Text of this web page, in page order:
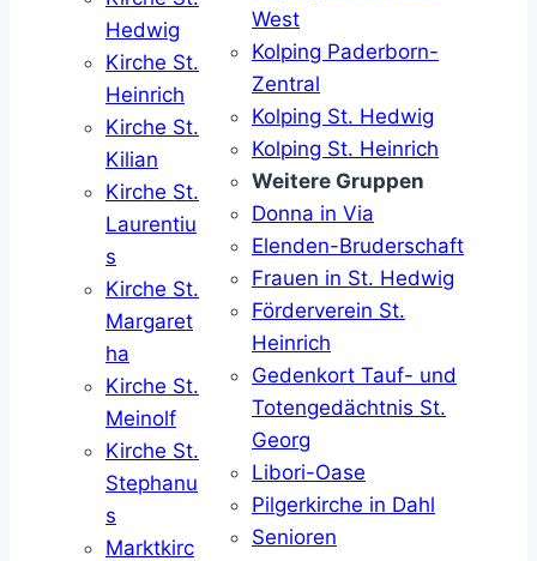
Hedwig
Kirche St.
Heinrich
Kirche St.
Kilian
Kirche St.
Laurentiu
s
Kirche St.
Margaret
ha
Kirche St.
Meinolf
Kirche St.
Stephanu
s
Marktkirc
West
Kolping Paderborn-
Zentral
Kolping St. Hedwig
Kolping St. Heinrich
Weitere Gruppen
Donna in Via
Elenden-Bruderschaft
Frauen in St. Hedwig
Förderverein St.
Heinrich
Gedenkort Tauf- und
Totengedächtnis St.
Georg
Libori-Oase
Pilgerkirche in Dahl
Senioren